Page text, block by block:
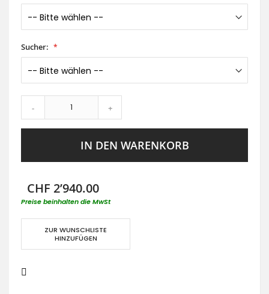
Sucher:
- +
IN DEN WARENKORB
CHF 2’940.00
Preise beinhalten die MwSt
ZUR WUNSCHLISTE
HINZUFÜGEN